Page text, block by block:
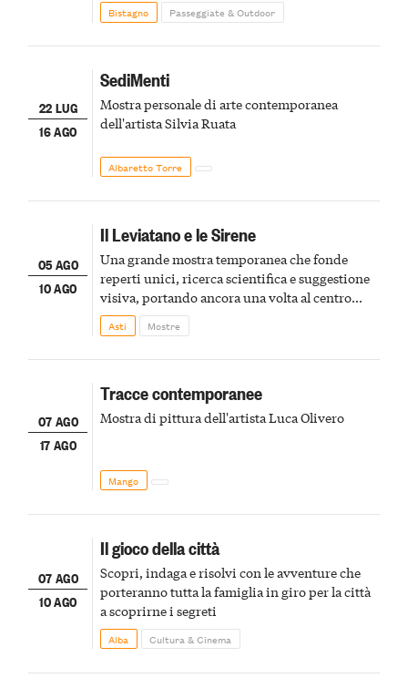
Bistagno Passeggiate & Outdoor
22 LUG
16 AGO
SediMenti
Mostra personale di arte contemporanea
dell'artista Silvia Ruata
Albaretto Torre
05 AGO
10 AGO
Il Leviatano e le Sirene
Una grande mostra temporanea che fonde
reperti unici, ricerca scientifica e suggestione
visiva, portando ancora una volta al centro
della scena le meraviglie del passato astigiano
Asti Mostre
07 AGO
17 AGO
Tracce contemporanee
Mostra di pittura dell'artista Luca Olivero
Mango
07 AGO
10 AGO
Il gioco della città
Scopri, indaga e risolvi con le avventure che
porteranno tutta la famiglia in giro per la città
a scoprirne i segreti
Alba Cultura & Cinema